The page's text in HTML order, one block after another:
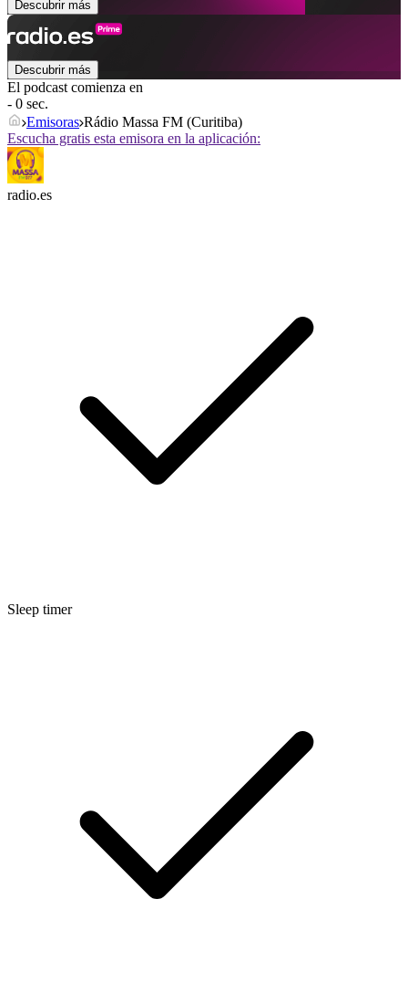
Descubrir más
Descubrir más
El podcast comienza en
- 0 sec.
Emisoras Rádio Massa FM (Curitiba)
Escucha gratis esta emisora en la aplicación:
radio.es
Sleep timer